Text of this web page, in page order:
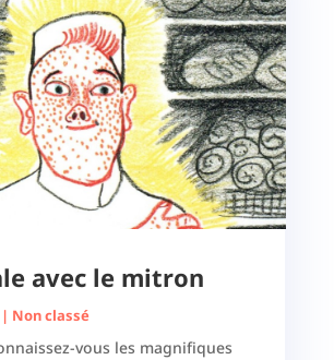
avec le mitron
Non classé
vous les magnifiques